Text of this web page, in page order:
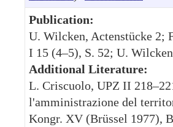
Publication:
U. Wilcken, Actenstücke 2;
I 15 (4–5), S. 52; U.
Additional Literature:
L. Criscuolo, UPZ II
l'amministrazione del
Kongr. XV (Brüssel 1977),